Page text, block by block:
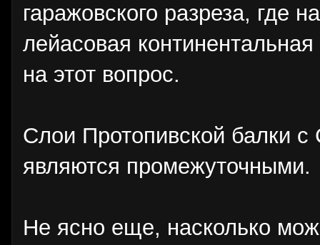
гаражовского разреза, где
лейасовая
на этот вопрос.
Слои Протопивской балки
являются промежуточными.
Не ясно еще, насколько